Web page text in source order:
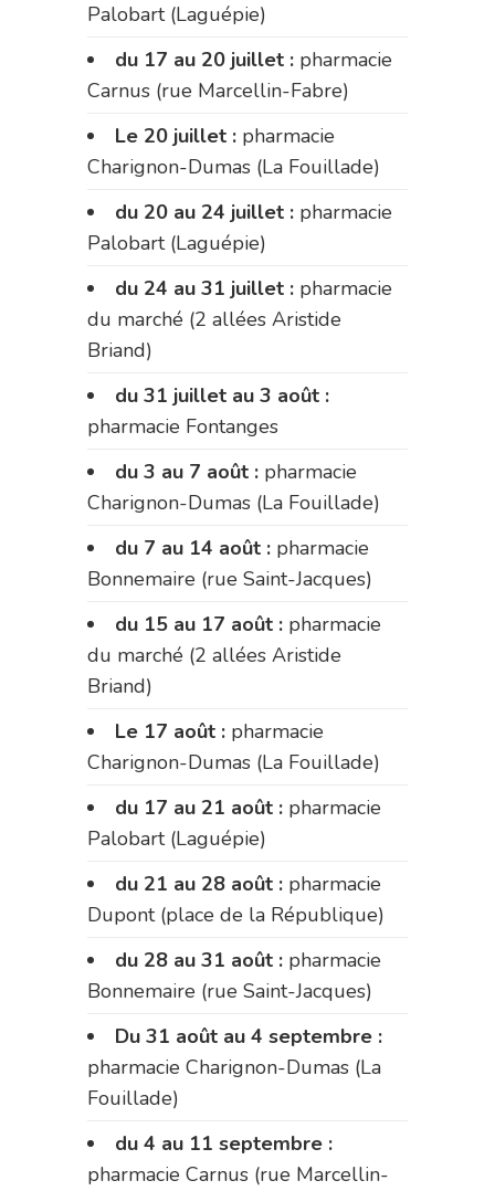
Palobart (Laguépie)
du 17 au 20 juillet : pharmacie
Carnus (rue Marcellin-Fabre)
Le 20 juillet : pharmacie
Charignon-Dumas (La Fouillade)
du 20 au 24 juillet : pharmacie
Palobart (Laguépie)
du 24 au 31 juillet : pharmacie
du marché (2 allées Aristide
Briand)
du 31 juillet au 3 août :
pharmacie Fontanges
du 3 au 7 août : pharmacie
Charignon-Dumas (La Fouillade)
du 7 au 14 août : pharmacie
Bonnemaire (rue Saint-Jacques)
du 15 au 17 août : pharmacie
du marché (2 allées Aristide
Briand)
Le 17 août : pharmacie
Charignon-Dumas (La Fouillade)
du 17 au 21 août : pharmacie
Palobart (Laguépie)
du 21 au 28 août : pharmacie
Dupont (place de la République)
du 28 au 31 août : pharmacie
Bonnemaire (rue Saint-Jacques)
Du 31 août au 4 septembre :
pharmacie Charignon-Dumas (La
Fouillade)
du 4 au 11 septembre :
pharmacie Carnus (rue Marcellin-